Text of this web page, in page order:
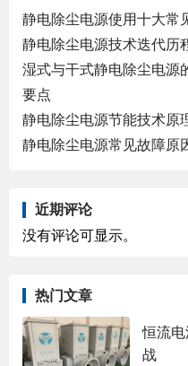
静电除尘电源使用十大常
静电除尘电源技术迭代历
湿式与干式静电除尘电源
要点
静电除尘电源节能技术原
静电除尘电源常见故障原
近期评论
没有评论可显示。
热门文章
恒流
战